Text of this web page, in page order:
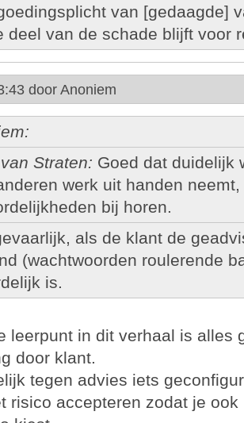
van [gedaagde]
deel van de schade blijft voor
door Anoniem
Straten: Goed dat duidelijk
werk uit handen
bij horen.
als de klant de
(wachtwoorden roulerende
is.
leerpunt in dit verhaal is alles
door klant.
tegen advies iets
risico accepteren zodat je